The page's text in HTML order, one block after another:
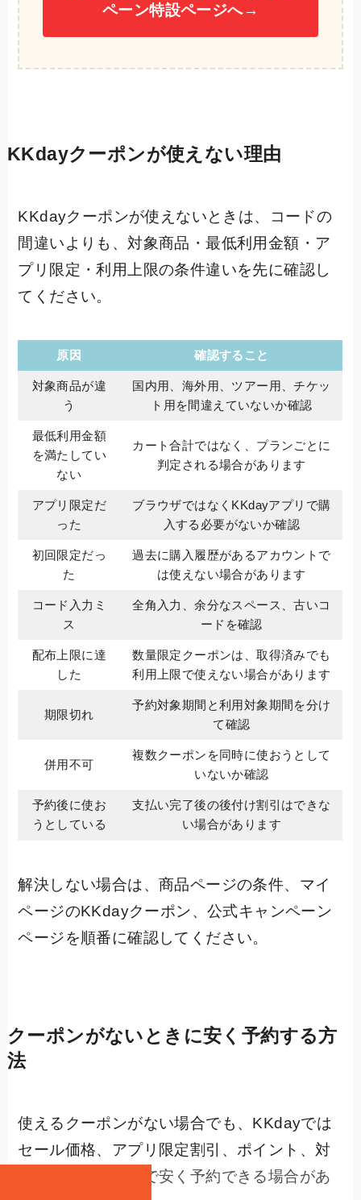
ペーン特設ページへ→
KKdayクーポンが使えない理由
KKdayクーポンが使えないときは、コードの
間違いよりも、対象商品・最低利用金額・ア
プリ限定・利用上限の条件違いを先に確認し
てください。
原因 確認すること
対象商品が違
う
国内用、海外用、ツアー用、チケッ
ト用を間違えていないか確認
最低利用金額
を満たしてい
ない
カート合計ではなく、プランごとに
判定される場合があります
アプリ限定だ
った
ブラウザではなくKKdayアプリで購
入する必要がないか確認
初回限定だっ
た
過去に購入履歴があるアカウントで
は使えない場合があります
コード入力ミ
ス
全角入力、余分なスペース、古いコ
ードを確認
配布上限に達
した
数量限定クーポンは、取得済みでも
利用上限で使えない場合があります
期限切れ
予約対象期間と利用対象期間を分け
て確認
併用不可
複数クーポンを同時に使おうとして
いないか確認
予約後に使お
うとしている
支払い完了後の後付け割引はできな
い場合があります
解決しない場合は、商品ページの条件、マイ
ページのKKdayクーポン、公式キャンペーン
ページを順番に確認してください。
クーポンがないときに安く予約する方
法
使えるクーポンがない場合でも、KKdayでは
セール価格、アプリ限定割引、ポイント、対
象商品の割引価格で安く予約できる場合があ